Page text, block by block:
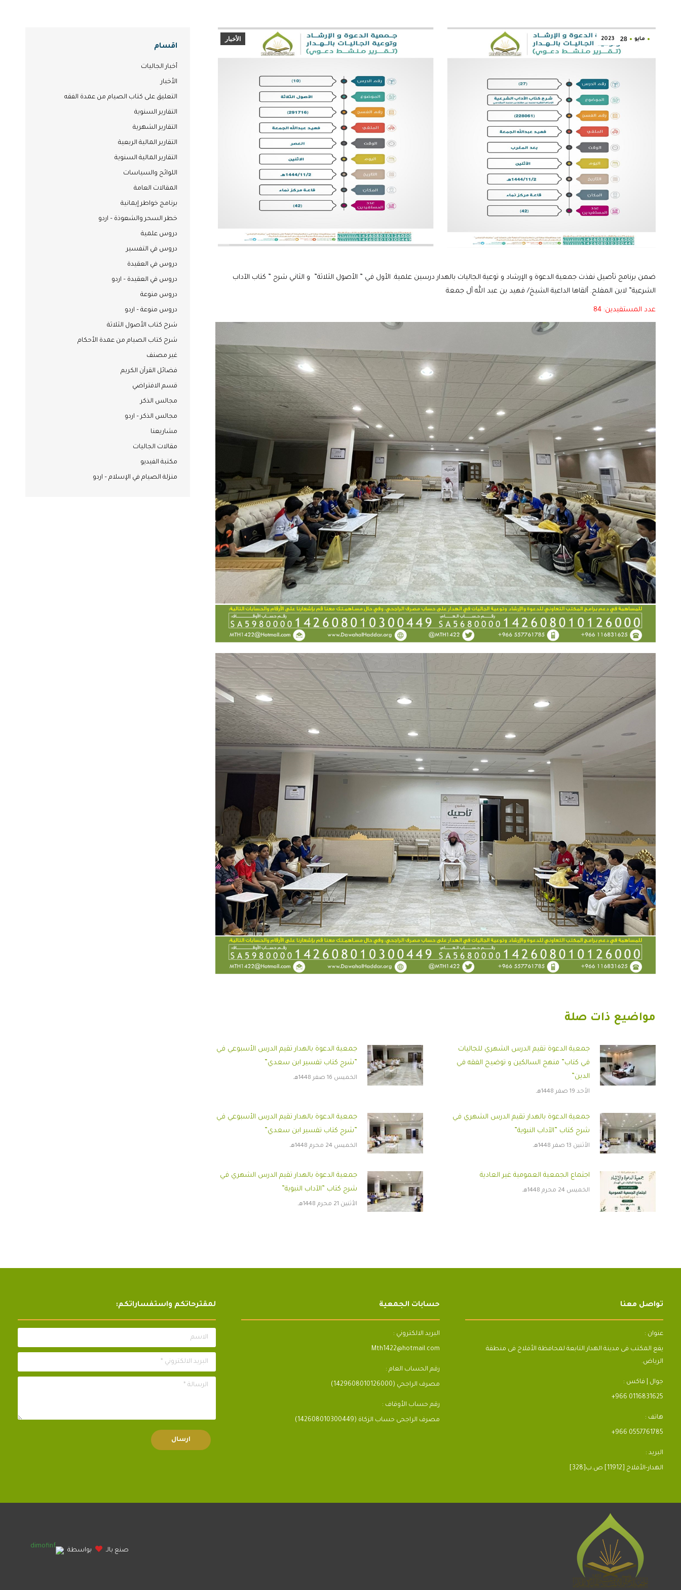
مايو 28
2023 الأخبار
ضمن برنامج تأصيل نفذت جمعية الدعوة و الإرشاد و توعية الجاليات بالهدار درسين علمية. الأول في ” الأصول الثلاثة” و الثاني شرح ” كتاب الآداب
الشرعية” لابن المفلح. ألقاها الداعية الشيخ/ فهيد بن عبد الله آل جمعة
عدد المستفيدين: 84
مواضيع ذات صلة
جمعية الدعوة تقيم الدرس الشهري للجاليات
في كتاب” منهج السالكين و توضيح الفقه في
الدين”
الأحد 19 صفر 1448هـ
جمعية الدعوة بالهدار تقيم الدرس الأسبوعي في
”شرح كتاب تفسير ابن سعدي”
الخميس 16 صفر 1448هـ
جمعية الدعوة بالهدار تقيم الدرس الشهري في
شرح كتاب ”الآداب النبوية”
الأثنين 13 صفر 1448هـ
جمعية الدعوة بالهدار تقيم الدرس الأسبوعي في
”شرح كتاب تفسير ابن سعدي”
الخميس 24 محرم 1448هـ
اجتماع الجمعية العمومية غير العادية
الخميس 24 محرم 1448هـ
جمعية الدعوة بالهدار تقيم الدرس الشهري في
شرح كتاب ”الآداب النبوية”
الأثنين 21 محرم 1448هـ
اقسام
أخبار الجاليات
الأخبار
التعليق على كتاب الصيام من عمدة الفقه
التقارير السنوية
التقارير الشهرية
التقارير المالية الربعية
التقارير المالية السنوية
اللوائح والسياسات
المقالات العامة
برنامج خواطر إيمانية
خطر السحر والشعوذة – اردو
دروس علمية
دروس في التفسير
دروس في العقيدة
دروس في العقيدة – اردو
دروس منوعة
دروس منوعة – اردو
شرح كتاب الأصول الثلاثة
شرح كتاب الصيام من عمدة الأحكام
غير مصنف
فضائل القرآن الكريم
قسم الافتراضي
مجالس الذكر
مجالس الذكر – اردو
مشاريعنا
مقالات الجاليات
مكتبة الفيديو
منزلة الصيام في الإسلام – اردو
تواصل معنا
عنوان :
يقع المكتب فى مدينة الهدار التابعة لمحافظة الأفلاج فى منطقة
الرياض.
جوال | فاكس :
+966 0116831625
هاتف :
+966 0557761785
البريد :
[328]الهدار-الأفلاج [11912] ص.ب
حسابات الجمعية
البريد الالكتروني :
Mth1422@hotmail.com
رقم الحساب العام :
مصرف الراجحي (1429608010126000)
رقم حساب الأوقاف :
مصرف الراجحى حساب الزكاة (142608010300449)
لمقترحاتكم واستفساراتكم:
الاسم
البريد الالكتروني *
الرسالة *
صنع بالـ بواسطة